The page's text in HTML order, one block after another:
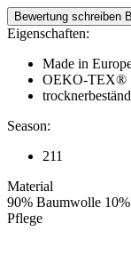
Bewertung schreiben
Eigenschaften:
Made in
OEKO-TEX®
Season:
211
Material
90% Baumwolle
Pflege